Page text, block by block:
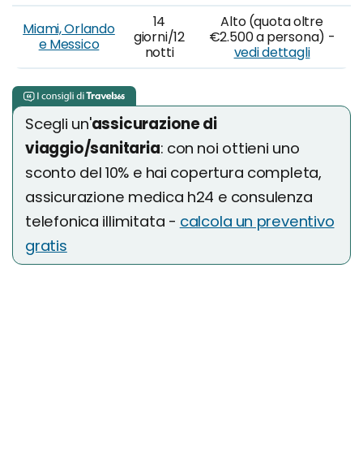
Miami, Orlando
e Messico
14
giorni/12
notti
Alto (quota oltre
€2.500 a persona) -
vedi dettagli
Scegli un'assicurazione di
viaggio/sanitaria: con noi ottieni uno
sconto del 10% e hai copertura completa,
assicurazione medica h24 e consulenza
telefonica illimitata - calcola un preventivo
gratis